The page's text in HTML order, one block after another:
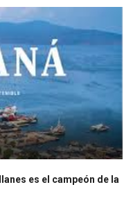
es el campeón de la